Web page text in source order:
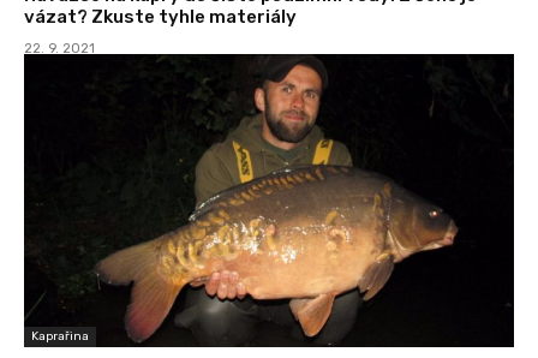
vázat? Zkuste tyhle materiály
22. 9. 2021
Kaprařina